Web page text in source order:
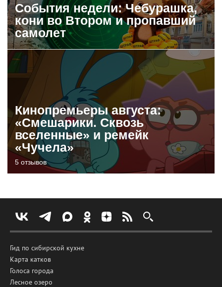
События недели: Чебурашка,
кони во Втором и пропавший
самолет
Кинопремьеры августа:
«Смешарики. Сквозь
вселенные» и ремейк
«Чучела»
5 отзывов
Гид по сибирской кухне
Карта катков
Голоса города
Лесное озеро